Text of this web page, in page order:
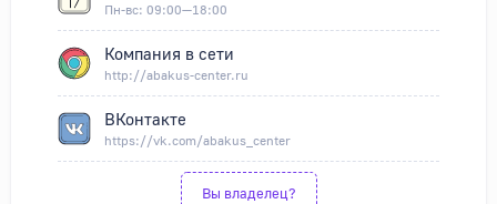
Пн-вс: 09:00—18:00
Компания в сети
http://abakus-center.ru
ВКонтакте
https://vk.com/abakus_center
Вы владелец?